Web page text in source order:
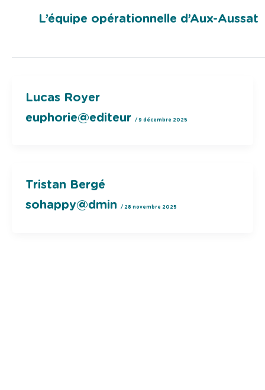
L’équipe opérationnelle d’Aux-Aussat
Lucas Royer
euphorie@editeur / 9 décembre 2025
Tristan Bergé
sohappy@dmin
/ 28 novembre 2025